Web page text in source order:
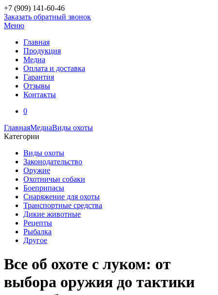
+7 (909) 141-60-46
Заказать обратный звонок
Меню
Главная
Продукция
Медиа
Оплата и доставка
Гарантия
Отзывы
Контакты
0
ГлавнаяМедиаВиды охоты
Категории
Виды охоты
Законодательство
Оружие
Охотничьи собаки
Боеприпасы
Снаряжение для охоты
Транспортные средства
Дикие животные
Рецепты
Рыбалка
Другое
Все об охоте с луком: от
выбора оружия до тактики